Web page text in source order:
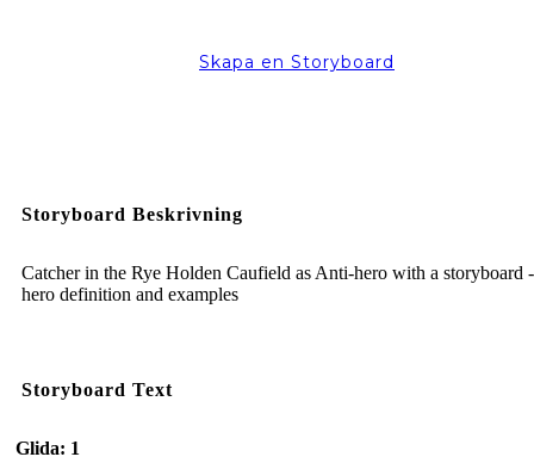
Skapa en Storyboard
Storyboard Beskrivning
Catcher in the Rye Holden Caufield as Anti-hero with a storyboard
hero definition and examples
Storyboard Text
Glida: 1